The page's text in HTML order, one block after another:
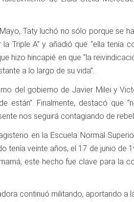
Taty luchó no sólo porque se
Triple A” y añadió que “ella tenía
hizo hincapié en que “la
a lo largo de su vida”.
del gobierno de Javier Milei y
están”. Finalmente, destacó que
nos seguirá contagiando de
en la Escuela Normal
tenía veinte años, el 17 de junio de
este hecho fue clave para la
continuó militando, aportando